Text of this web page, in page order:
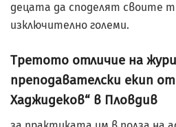
децата да споделят своите
изключително големи.
Третото отличие на
преподавателски екип
Хаджидеков“ в Пловдив